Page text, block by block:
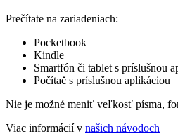
Prečítate na zariadeniach:
Pocketbook
Kindle
Smartfón či tablet s príslušnou
Počítač s príslušnou aplikáciou
Nie je možné meniť veľkosť písma,
Viac informácií v našich návodoch